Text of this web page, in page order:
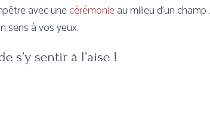
avec unecérémonieau milieu d’un
sens à vos yeux.
s’y sentir à l’aise !